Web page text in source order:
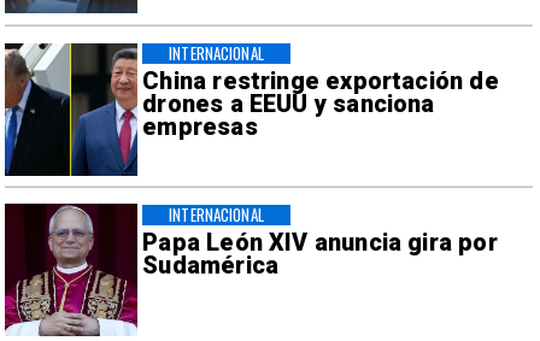
China restringe exportación de
drones a EEUU y sanciona
empresas
INTERNACIONAL
Papa León XIV anuncia gira por
Sudamérica
INTERNACIONAL